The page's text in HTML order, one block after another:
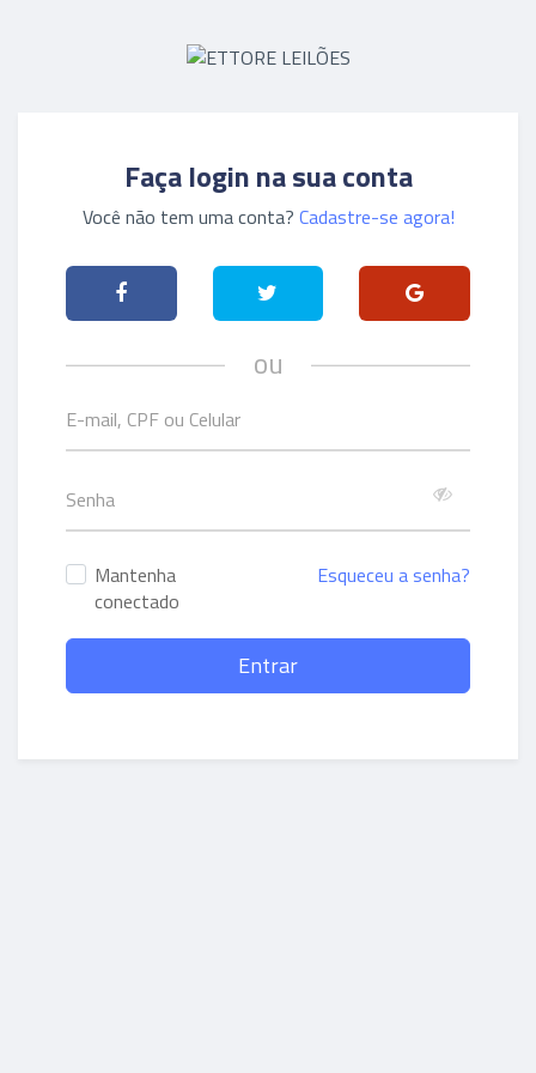
Faça login na sua conta
Você não tem uma conta? Cadastre-se agora!
ou
Mantenha
conectado
Esqueceu a senha?
Entrar